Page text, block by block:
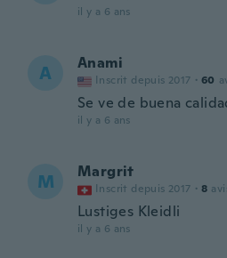
il y a 6 ans
A Anami
Inscrit depuis 2017 · 60
Se ve de buena
il y a 6 ans
M Margrit
Inscrit depuis 2017 · 8
Lustiges Kleidli
il y a 6 ans